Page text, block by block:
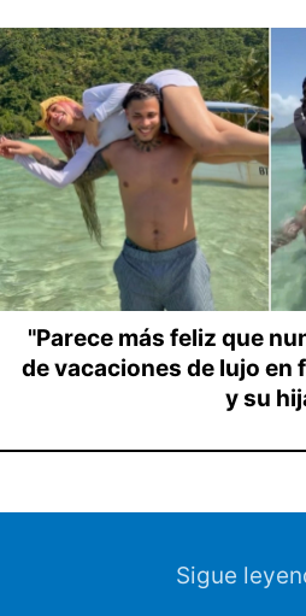
"Parece más feliz que
de vacaciones de lujo en
y su
Sigue